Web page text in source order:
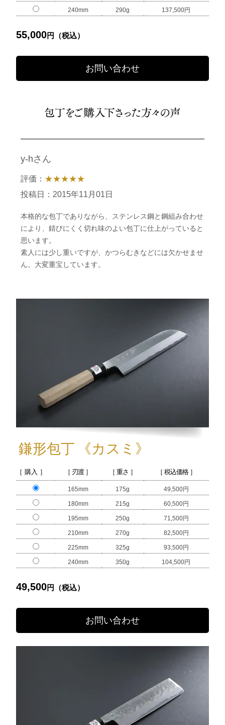
240mm 290g 137,500円
55,000円（税込）
お問い合わせ
y-hさん
評価： ★★★★★
投稿日：2015年11月01日
本格的な包丁でありながら、ステンレス鋼と鋼組み合わせ
により、錆びにくく切れ味のよい包丁に仕上がっていると
思います。
素人には少し重いですが、かつらむきなどには欠かせませ
ん。大変重宝しています。
鎌形包丁 《カスミ》
［ 購入 ］ ［ 刃渡 ］ ［ 重さ ］ ［ 税込価格 ］
165mm 175g 49,500円
180mm 215g 60,500円
195mm 250g 71,500円
210mm 270g 82,500円
225mm 325g 93,500円
240mm 350g 104,500円
49,500円（税込）
お問い合わせ